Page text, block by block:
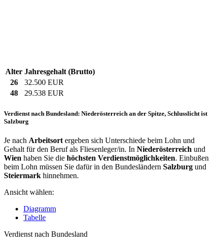
Alter Jahresgehalt (Brutto)
26
32.500 EUR
48
29.538 EUR
Verdienst nach Bundesland: Niederösterreich an der Spitze, Schlusslicht ist
Salzburg
Je nach Arbeitsort ergeben sich Unterschiede beim Lohn und
Gehalt für den Beruf als Fliesenleger/in. In Niederösterreich und
Wien haben Sie die höchsten Verdienstmöglichkeiten. Einbußen
beim Lohn müssen Sie dafür in den Bundesländern Salzburg und
Steiermark hinnehmen.
Ansicht wählen:
Diagramm
Tabelle
Verdienst nach Bundesland